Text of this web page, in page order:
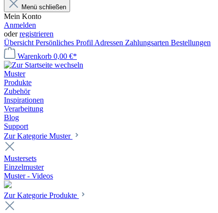
Menü schließen
Mein Konto
Anmelden
oderregistrieren
Übersicht Persönliches Profil Adressen Zahlungsarten Bestellungen
Warenkorb 0,00 €*
Muster
Produkte
Zubehör
Inspirationen
Verarbeitung
Blog
Support
Zur Kategorie Muster
Mustersets
Einzelmuster
Muster - Videos
Zur Kategorie Produkte